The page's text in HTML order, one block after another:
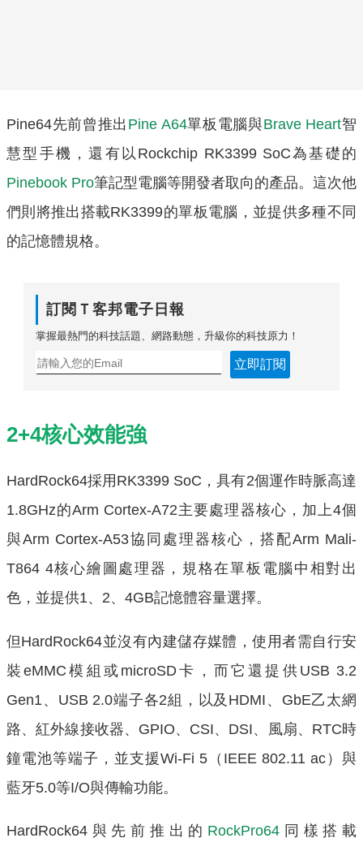
Pine64先前曾推出 Pine A64單板電腦與Brave Heart智
慧型手機，還有以Rockchip RK3399 SoC為基礎的
Pinebook Pro筆記型電腦等開發者取向的產品。這次他
們則將推出搭載RK3399的單板電腦，並提供多種不同
的記憶體規格。
訂閱Ｔ客邦電子日報
掌握最熱門的科技話題、網路動態，升級你的科技原力！
立即訂閱
2+4核心效能強
HardRock64採用RK3399 SoC，具有2個運作時脈高達
1.8GHz的Arm Cortex-A72主要處理器核心，加上4個
與Arm Cortex-A53協同處理器核心，搭配Arm Mali-
T864 4核心繪圖處理器，規格在單板電腦中相對出
色，並提供1、2、4GB記憶體容量選擇。
但HardRock64並沒有內建儲存媒體，使用者需自行安
裝eMMC模組或microSD卡，而它還提供USB 3.2
Gen1、USB 2.0端子各2組，以及HDMI、GbE乙太網
路、紅外線接收器、GPIO、CSI、DSI、風扇、RTC時
鐘電池等端子，並支援Wi-Fi 5（IEEE 802.11 ac）與
藍牙5.0等I/O與傳輸功能。
HardRock64與先前推出的 RockPro64 同樣搭載